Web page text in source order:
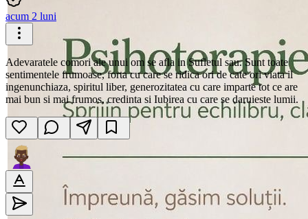
acum 2 luni
Adevaratele comori ale unui om se afla in Sufletul sau. Sunt toate
sentimentele frumoase, forta cu care se ridica ori de cate ori viata il
ingenunchiaza, spiritul liber, generozitatea cu care imparte tot ce are
mai bun si mai frumos, credinta si Iubirea cu care se daruieste lumii.